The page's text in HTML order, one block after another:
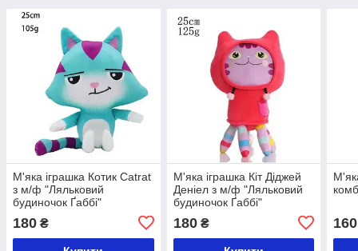
М'яка іграшка Котик Catrat
з м/ф "Ляльковий
будиночок Ґаббі"
180 ₴
М'яка іграшка Кіт Діджей
Деніел з м/ф "Ляльковий
будиночок Ґаббі"
180₴ 160